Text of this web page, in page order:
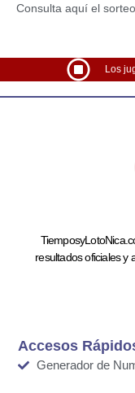
Consulta aquí el
Los
resultados oficiales y
Accesos
Generador de